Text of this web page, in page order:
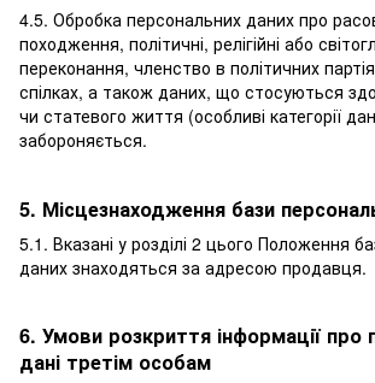
4.5. Обробка персональних даних про
походження, політичні, релігійні або
переконання, членство в політичних
спілках, а також даних, що стосуються
чи статевого життя (особливі категорії
забороняється.
5. Місцезнаходження бази
5.1. Вказані у розділі 2 цього Положення
даних знаходяться за адресою продавця.
6. Умови розкриття інформації про
дані третім особам